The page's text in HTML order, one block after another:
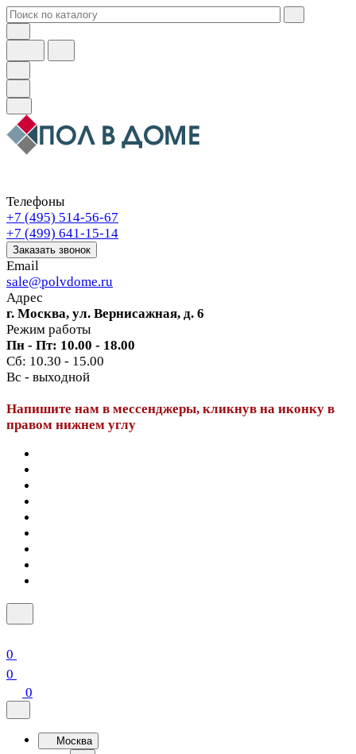
Телефоны
+7 (495) 514-56-67
+7 (499) 641-15-14
Заказать звонок
Email
sale@polvdome.ru
Адрес
г. Москва, ул. Вернисажная, д. 6
Режим работы
Пн - Пт: 10.00 - 18.00
Сб: 10.30 - 15.00
Вс - выходной
Напишите нам в мессенджеры, кликнув на иконку в
правом нижнем углу
0
0
0
Москва